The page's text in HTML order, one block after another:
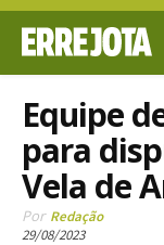
Equipe
para
Vela de
Por Redação
29/08/2023